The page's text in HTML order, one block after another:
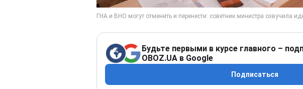
Будьте первыми в курсе главного –
OBOZ.UA в Google
Подписаться